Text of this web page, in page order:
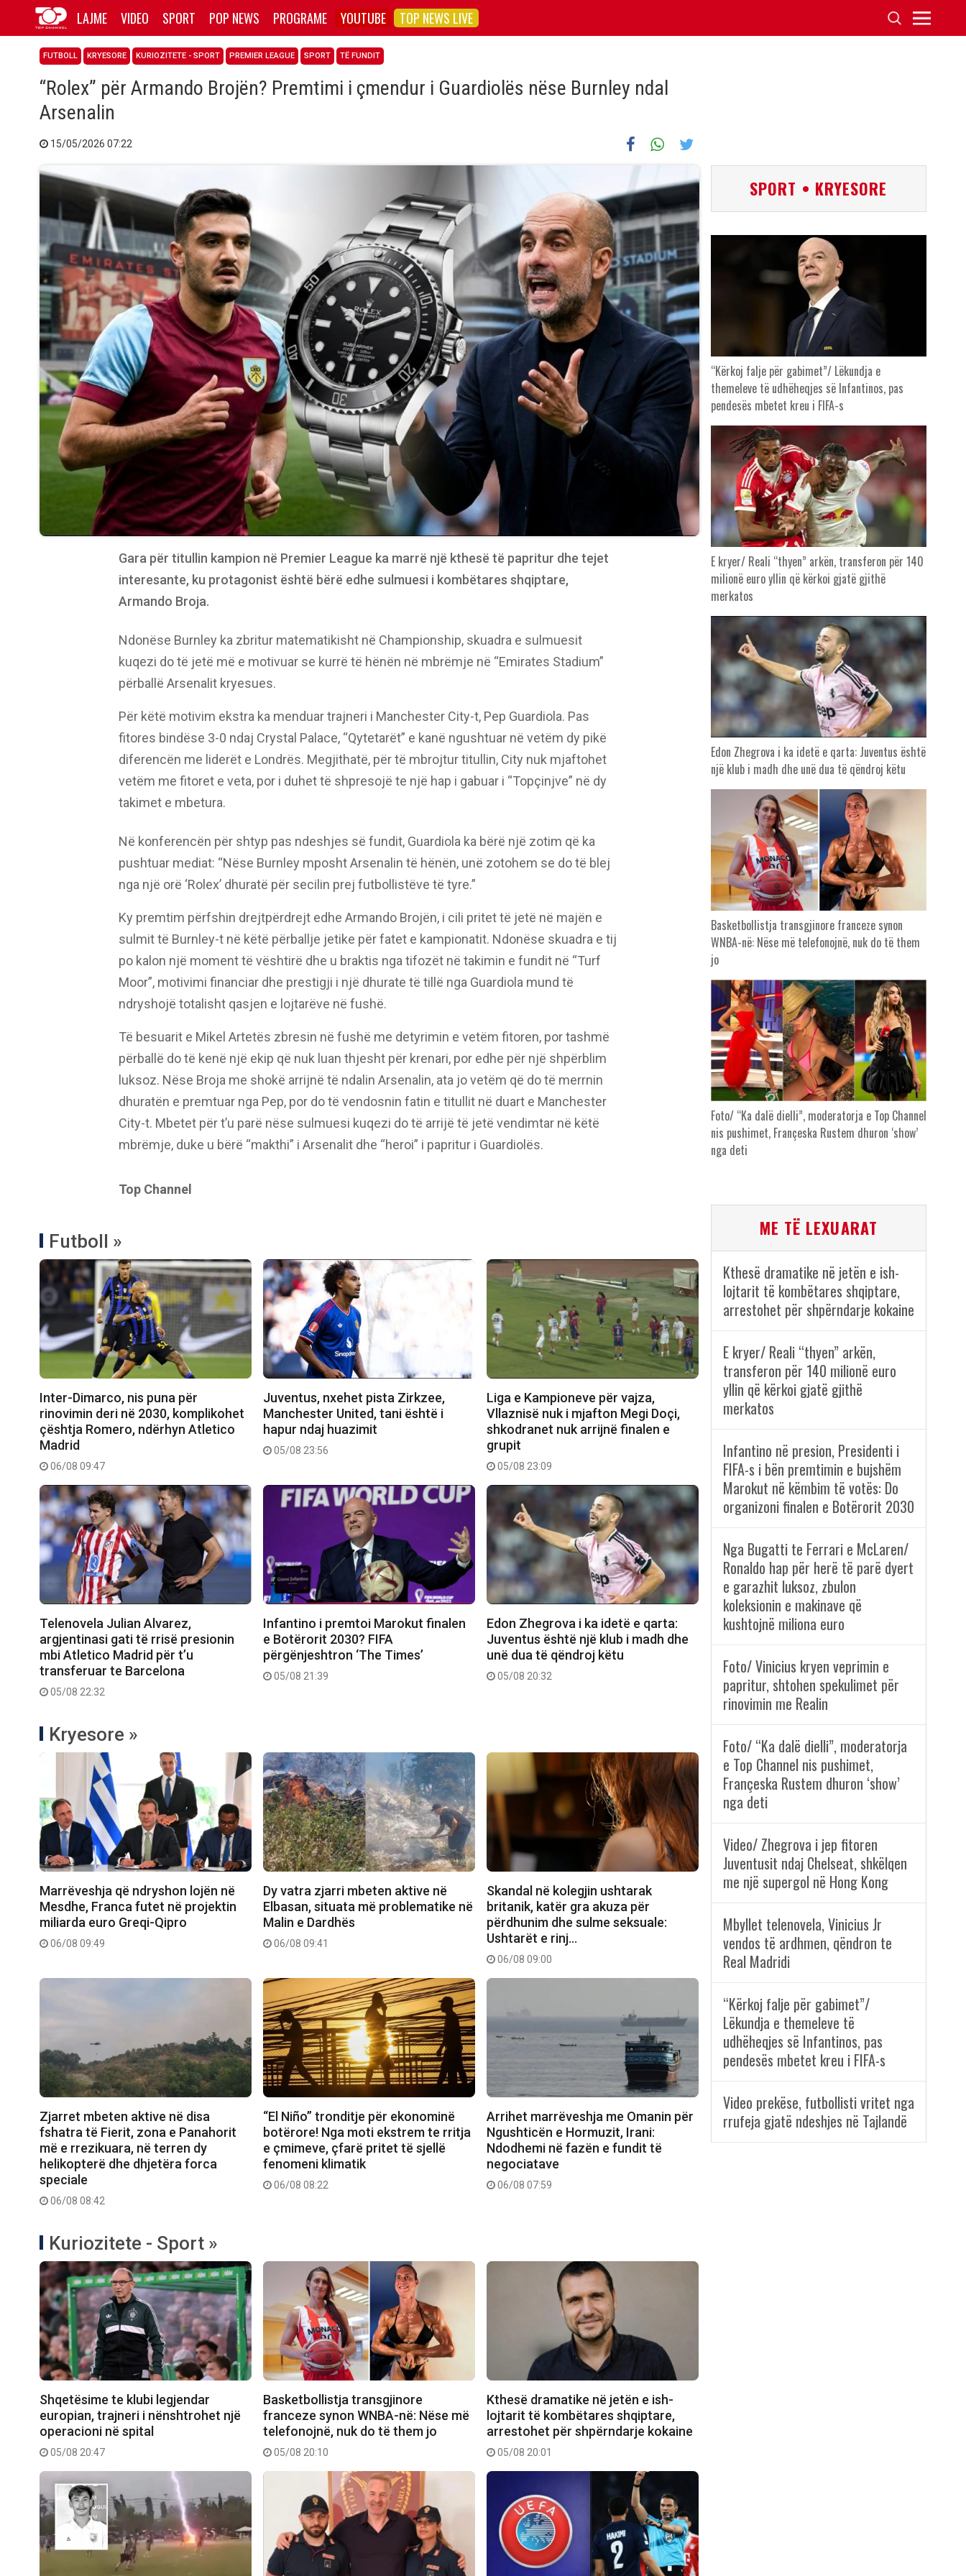
LAJME VIDEO SPORT POP NEWS PROGRAME YOUTUBE TOP NEWS LIVE
FUTBOLL KRYESORE KURIOZITETE - SPORT PREMIER LEAGUE SPORT TË FUNDIT
“Rolex” për Armando Brojën? Premtimi i çmendur i Guardiolës nëse Burnley ndal
Arsenalin
15/05/2026 07:22
Gara për titullin kampion në Premier League ka marrë një kthesë të papritur dhe tejet
interesante, ku protagonist është bërë edhe sulmuesi i kombëtares shqiptare,
Armando Broja.
Ndonëse Burnley ka zbritur matematikisht në Championship, skuadra e sulmuesit
kuqezi do të jetë më e motivuar se kurrë të hënën në mbrëmje në “Emirates Stadium”
përballë Arsenalit kryesues.
Për këtë motivim ekstra ka menduar trajneri i Manchester City-t, Pep Guardiola. Pas
fitores bindëse 3-0 ndaj Crystal Palace, “Qytetarët” e kanë ngushtuar në vetëm dy pikë
diferencën me liderët e Londrës. Megjithatë, për të mbrojtur titullin, City nuk mjaftohet
vetëm me fitoret e veta, por i duhet të shpresojë te një hap i gabuar i “Topçinjve” në dy
takimet e mbetura.
Në konferencën për shtyp pas ndeshjes së fundit, Guardiola ka bërë një zotim që ka
pushtuar mediat: “Nëse Burnley mposht Arsenalin të hënën, unë zotohem se do të blej
nga një orë ‘Rolex’ dhuratë për secilin prej futbollistëve të tyre.”
Ky premtim përfshin drejtpërdrejt edhe Armando Brojën, i cili pritet të jetë në majën e
sulmit të Burnley-t në këtë përballje jetike për fatet e kampionatit. Ndonëse skuadra e tij
po kalon një moment të vështirë dhe u braktis nga tifozët në takimin e fundit në “Turf
Moor”, motivimi financiar dhe prestigji i një dhurate të tillë nga Guardiola mund të
ndryshojë totalisht qasjen e lojtarëve në fushë.
Të besuarit e Mikel Artetës zbresin në fushë me detyrimin e vetëm fitoren, por tashmë
përballë do të kenë një ekip që nuk luan thjesht për krenari, por edhe për një shpërblim
luksoz. Nëse Broja me shokë arrijnë të ndalin Arsenalin, ata jo vetëm që do të merrnin
dhuratën e premtuar nga Pep, por do të vendosnin fatin e titullit në duart e Manchester
City-t. Mbetet për t’u parë nëse sulmuesi kuqezi do të arrijë të jetë vendimtar në këtë
mbrëmje, duke u bërë “makthi” i Arsenalit dhe “heroi” i papritur i Guardiolës.
Top Channel
Futboll »
Inter-Dimarco, nis puna për
rinovimin deri në 2030, komplikohet
çështja Romero, ndërhyn Atletico
Madrid
06/08 09:47
Juventus, nxehet pista Zirkzee,
Manchester United, tani është i
hapur ndaj huazimit
05/08 23:56
Liga e Kampioneve për vajza,
Vllaznisë nuk i mjafton Megi Doçi,
shkodranet nuk arrijnë finalen e
grupit
05/08 23:09
Telenovela Julian Alvarez,
argjentinasi gati të rrisë presionin
mbi Atletico Madrid për t’u
transferuar te Barcelona
05/08 22:32
Infantino i premtoi Marokut finalen
e Botërorit 2030? FIFA
përgënjeshtron ‘The Times’
05/08 21:39
Edon Zhegrova i ka idetë e qarta:
Juventus është një klub i madh dhe
unë dua të qëndroj këtu
05/08 20:32
Kryesore »
Marrëveshja që ndryshon lojën në
Mesdhe, Franca futet në projektin
miliarda euro Greqi-Qipro
06/08 09:49
Dy vatra zjarri mbeten aktive në
Elbasan, situata më problematike në
Malin e Dardhës
06/08 09:41
Skandal në kolegjin ushtarak
britanik, katër gra akuza për
përdhunim dhe sulme seksuale:
Ushtarët e rinj…
06/08 09:00
Zjarret mbeten aktive në disa
fshatra të Fierit, zona e Panahorit
më e rrezikuara, në terren dy
helikopterë dhe dhjetëra forca
speciale
06/08 08:42
“El Niño” tronditje për ekonominë
botërore! Nga moti ekstrem te rritja
e çmimeve, çfarë pritet të sjellë
fenomeni klimatik
06/08 08:22
Arrihet marrëveshja me Omanin për
Ngushticën e Hormuzit, Irani:
Ndodhemi në fazën e fundit të
negociatave
06/08 07:59
Kuriozitete - Sport »
Shqetësime te klubi legjendar
europian, trajneri i nënshtrohet një
operacioni në spital
05/08 20:47
Basketbollistja transgjinore
franceze synon WNBA-në: Nëse më
telefonojnë, nuk do të them jo
05/08 20:10
Kthesë dramatike në jetën e ish-
lojtarit të kombëtares shqiptare,
arrestohet për shpërndarje kokaine
05/08 20:01
SPORT • KRYESORE
“Kërkoj falje për gabimet”/ Lëkundja e
themeleve të udhëheqjes së Infantinos, pas
pendesës mbetet kreu i FIFA-s
E kryer/ Reali “thyen” arkën, transferon për 140
milionë euro yllin që kërkoi gjatë gjithë
merkatos
Edon Zhegrova i ka idetë e qarta: Juventus është
një klub i madh dhe unë dua të qëndroj këtu
Basketbollistja transgjinore franceze synon
WNBA-në: Nëse më telefonojnë, nuk do të them
jo
Foto/ “Ka dalë dielli”, moderatorja e Top Channel
nis pushimet, Françeska Rustem dhuron ‘show’
nga deti
ME TË LEXUARAT
Kthesë dramatike në jetën e ish-
lojtarit të kombëtares shqiptare,
arrestohet për shpërndarje kokaine
E kryer/ Reali “thyen” arkën,
transferon për 140 milionë euro
yllin që kërkoi gjatë gjithë
merkatos
Infantino në presion, Presidenti i
FIFA-s i bën premtimin e bujshëm
Marokut në këmbim të votës: Do
organizoni finalen e Botërorit 2030
Nga Bugatti te Ferrari e McLaren/
Ronaldo hap për herë të parë dyert
e garazhit luksoz, zbulon
koleksionin e makinave që
kushtojnë miliona euro
Foto/ Vinicius kryen veprimin e
papritur, shtohen spekulimet për
rinovimin me Realin
Foto/ “Ka dalë dielli”, moderatorja
e Top Channel nis pushimet,
Françeska Rustem dhuron ‘show’
nga deti
Video/ Zhegrova i jep fitoren
Juventusit ndaj Chelseat, shkëlqen
me një supergol në Hong Kong
Mbyllet telenovela, Vinicius Jr
vendos të ardhmen, qëndron te
Real Madridi
“Kërkoj falje për gabimet”/
Lëkundja e themeleve të
udhëheqjes së Infantinos, pas
pendesës mbetet kreu i FIFA-s
Video prekëse, futbollisti vritet nga
rrufeja gjatë ndeshjes në Tajlandë